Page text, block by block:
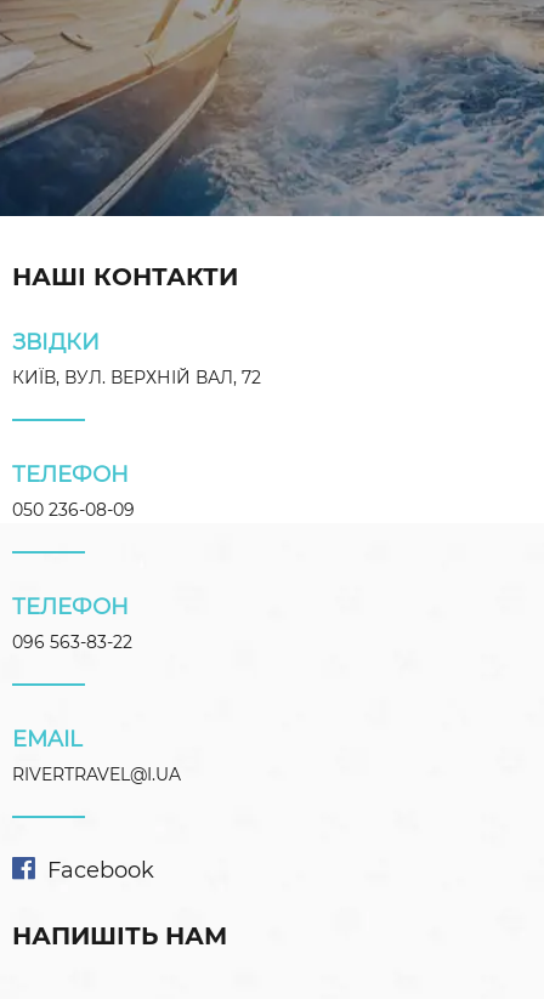
НАШІ КОНТАКТИ
ЗВІДКИ
КИЇВ, ВУЛ. ВЕРХНІЙ ВАЛ, 72
ТЕЛЕФОН
050 236-08-09
ТЕЛЕФОН
096 563-83-22
EMAIL
RIVERTRAVEL@I.UA
Facebook
НАПИШІТЬ НАМ